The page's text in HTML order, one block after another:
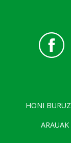
HONI BURUZ
ARAUAK